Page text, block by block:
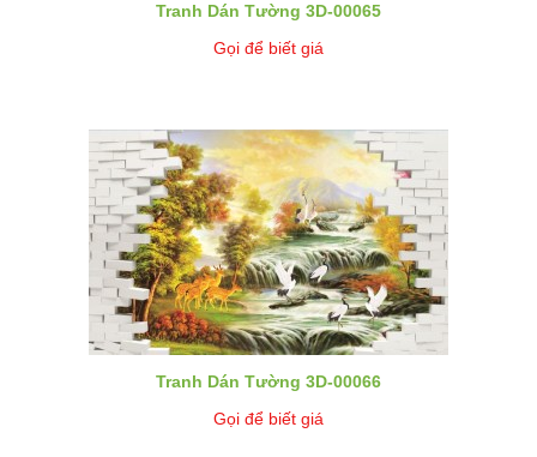
Tranh Dán Tường 3D-00065
Gọi để biết giá
Tranh Dán Tường 3D-00066
Gọi để biết giá